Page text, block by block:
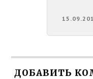
ДОБАВИТЬ